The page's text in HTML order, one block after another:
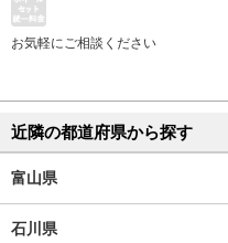
お気軽にご相談ください
近隣の都道府県から探す
富山県
石川県